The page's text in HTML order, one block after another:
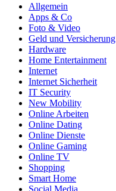
Allgemein
Apps & Co
Foto & Video
Geld und Versicherung
Hardware
Home Entertainment
Internet
Internet Sicherheit
IT Security
New Mobility
Online Arbeiten
Online Dating
Online Dienste
Online Gaming
Online TV
Shopping
Smart Home
Social Media